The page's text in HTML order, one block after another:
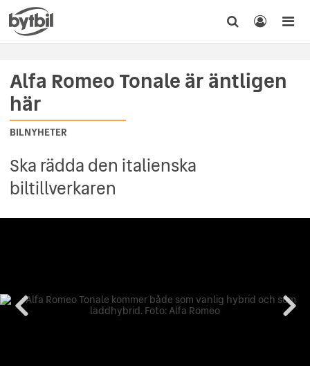
Alfa Romeo Tonale är äntligen
här
BILNYHETER
Ska rädda den italienska
biltillverkaren